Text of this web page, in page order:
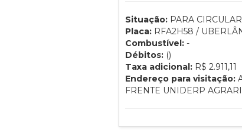
Situação: PARA
Placa: RFA2H58 /
Combustível: -
Débitos: ()
Taxa adicional: R$ 2.911,11
Endereço para visitação:
FRENTE UNIDERP